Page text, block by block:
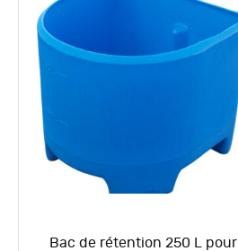
Bac de rétention 250 L pour